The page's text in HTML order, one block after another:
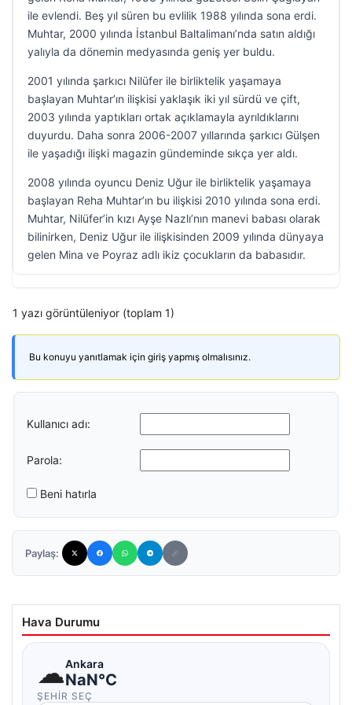
ile evlendi. Beş yıl süren bu evlilik 1988 yılında sona erdi.
Muhtar, 2000 yılında İstanbul Baltalimanı’nda satın aldığı
yalıyla da dönemin medyasında geniş yer buldu.
2001 yılında şarkıcı Nilüfer ile birliktelik yaşamaya
başlayan Muhtar’ın ilişkisi yaklaşık iki yıl sürdü ve çift,
2003 yılında yaptıkları ortak açıklamayla ayrıldıklarını
duyurdu. Daha sonra 2006-2007 yıllarında şarkıcı Gülşen
ile yaşadığı ilişki magazin gündeminde sıkça yer aldı.
2008 yılında oyuncu Deniz Uğur ile birliktelik yaşamaya
başlayan Reha Muhtar’ın bu ilişkisi 2010 yılında sona erdi.
Muhtar, Nilüfer’in kızı Ayşe Nazlı’nın manevi babası olarak
bilinirken, Deniz Uğur ile ilişkisinden 2009 yılında dünyaya
gelen Mina ve Poyraz adlı ikiz çocukların da babasıdır.
1 yazı görüntüleniyor (toplam 1)
Bu konuyu yanıtlamak için giriş yapmış olmalısınız.
Kullanıcı adı:
Parola:
Beni hatırla
Paylaş:
Hava Durumu
☁Ankara
NaN°C
ŞEHIR SEÇ